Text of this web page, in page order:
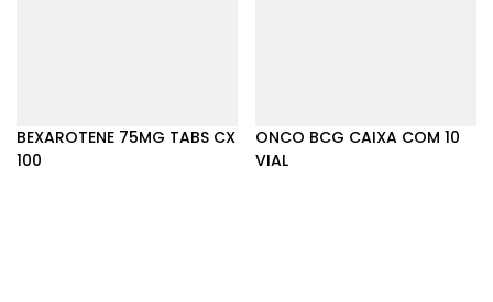
BEXAROTENE 75MG TABS CX
100
ONCO BCG CAIXA COM 10
VIAL